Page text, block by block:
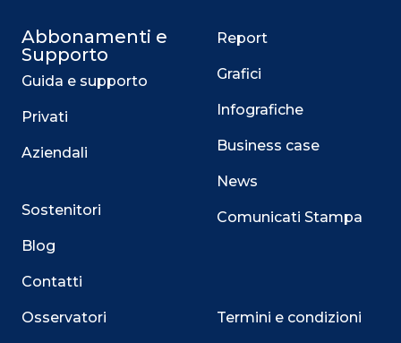
Abbonamenti e
Supporto
Guida e supporto
Privati
Aziendali
Sostenitori
Blog
Contatti
Osservatori
Report
Grafici
Infografiche
Business case
News
Comunicati Stampa
Termini e condizioni